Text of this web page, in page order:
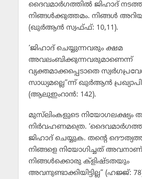
ദൈവമാര്‍ഗത്തില്‍ ജിഹാദ്
നിങ്ങള്‍ക്കുത്തമം. നിങ്ങള്‍
(ഖുര്‍ആന്‍ സ്വഫ്ഫ്: 10,11).
‘ജിഹാദ് ചെയ്യുന്നവരും ക്ഷമ
അവലംബിക്കുന്നവരുമാണെന്ന്
വ്യക്തമാക്കപ്പെടാതെ
സാധ്യമല്ലെ”ന്ന് ഖുര്‍ആന്‍
(ആലുഇംറാന്‍: 142).
മുസ്‌ലിംകളുടെ നിയോഗലക്ഷ്യം
നിര്‍വഹണമത്രെ.
ജിഹാദ് ചെയ്യുക. തന്റെ
നിങ്ങളെ നിയോഗിച്ചത്
നിങ്ങള്‍ക്കൊരു ക്‌ളിഷ്ടതയും
അവനുണ്ടാക്കിയിട്ടില്ല” (ഹജ്ജ്: